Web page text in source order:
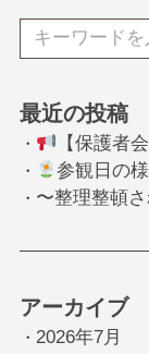
最近の投稿
・ 【保護者
・ 参観日の
・ 〜整理整頓
アーカイブ
・ 2026年7月